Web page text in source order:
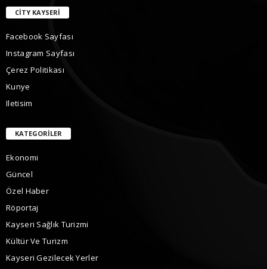
CITY KAYSERI
Facebook Sayfası
Instagram Sayfası
Çerez Politikası
Kunye
Iletisim
KATEGORILER
Ekonomi
Güncel
Özel Haber
Röportaj
Kayseri Sağlık Turizmi
Kültür Ve Turizm
Kayseri Gezilecek Yerler